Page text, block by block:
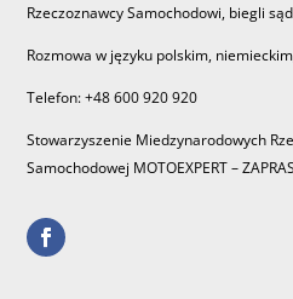
Rzeczoznawcy Samochodowi, biegli
Rozmowa w języku polskim,
Telefon: +48 600 920 920
Stowarzyszenie Miedzynarodowych
Samochodowej MOTOEXPERT –